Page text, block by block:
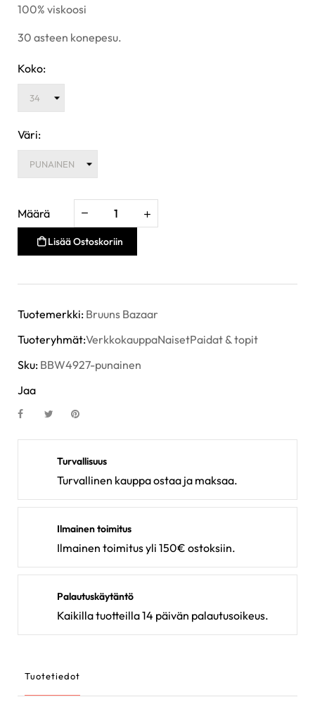
100% viskoosi
30 asteen konepesu.
Koko:
Väri:
Määrä
Lisää Ostoskoriin
Tuotemerkki: Bruuns Bazaar
Tuoteryhmät:VerkkokauppaNaisetPaidat & topit
Sku: BBW4927-punainen
Jaa
Turvallisuus
Turvallinen kauppa ostaa ja maksaa.
Ilmainen toimitus
Ilmainen toimitus yli 150€ ostoksiin.
Palautuskäytäntö
Kaikilla tuotteilla 14 päivän palautusoikeus.
Tuotetiedot